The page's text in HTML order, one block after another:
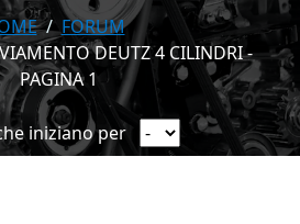
FORUM
DEUTZ 4 CILINDRI -
PAGINA 1
iniziano per